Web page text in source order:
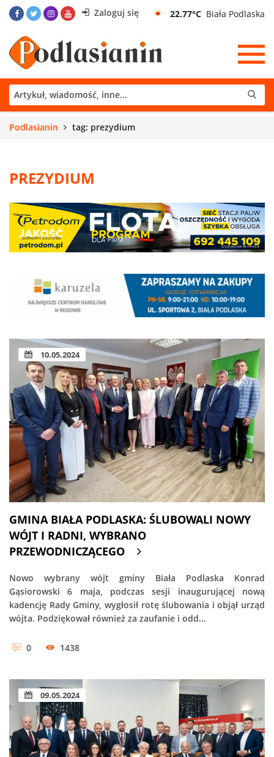
Zaloguj się 22.77°C Biała Podlaska
Podlasianin tag: prezydium
PREZYDIUM
10.05.2024
GMINA BIAŁA PODLASKA: ŚLUBOWALI NOWY
WÓJT I RADNI, WYBRANO
PRZEWODNICZĄCEGO
Nowo wybrany wójt gminy Biała Podlaska Konrad
Gąsiorowski 6 maja, podczas sesji inaugurującej nową
kadencję Rady Gminy, wygłosił rotę ślubowania i objął urząd
wójta. Podziękował również za zaufanie i odd...
0 1438
09.05.2024